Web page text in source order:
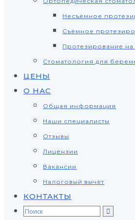
Несъёмное
Съёмное
Протезирование на
Стоматология для
ЦЕНЫ
О НАС
Общая информация
Наши специалисты
Отзывы
Лицензии
Вакансии
Налоговый вычет
КОНТАКТЫ
Search